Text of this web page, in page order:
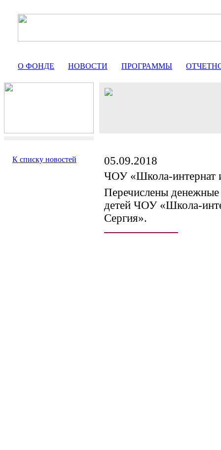
О ФОНДЕ НОВОСТИ ПРОГРАММЫ
К списку новостей
05.09.2018
ЧОУ «Школа-интернат
Перечислены денежные
детей ЧОУ «Школа-
Сергия».